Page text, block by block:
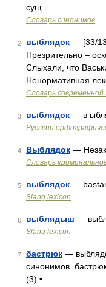
сущ …
Словарь синонимов
2 выблядок — [33/
Презрительно –
Слыхали, что
Ненормативная
Cловарь современной
3 выблядок — в
Русский
4 Выблядок —
Словарь
5 выблядок —
Slang lexicon
6 выблядыш —
Slang lexicon
7 бастрюк —
синонимов.
(3) • …